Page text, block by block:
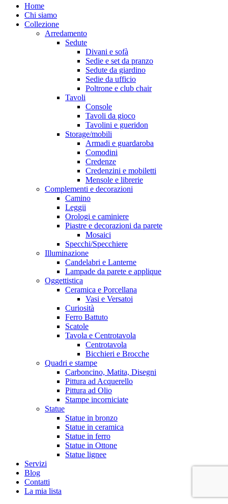
Close
Menu
Home
Chi siamo
Collezione
Arredamento
Sedute
Divani e sofà
Sedie e set da pranzo
Sedute da giardino
Sedie da ufficio
Poltrone e club chair
Tavoli
Console
Tavoli da gioco
Tavolini e gueridon
Storage/mobili
Armadi e guardaroba
Comodini
Credenze
Credenzini e mobiletti
Mensole e librerie
Complementi e decorazioni
Camino
Leggii
Orologi e caminiere
Piastre e decorazioni da parete
Mosaici
Specchi/Specchiere
Illuminazione
Candelabri e Lanterne
Lampade da parete e applique
Oggettistica
Ceramica e Porcellana
Vasi e Versatoi
Curiosità
Ferro Battuto
Scatole
Tavola e Centrotavola
Centrotavola
Bicchieri e Brocche
Quadri e stampe
Carboncino, Matita, Disegni
Pittura ad Acquerello
Pittura ad Olio
Stampe incorniciate
Statue
Statue in bronzo
Statue in ceramica
Statue in ferro
Statue in Ottone
Statue lignee
Servizi
Blog
Contatti
La mia lista